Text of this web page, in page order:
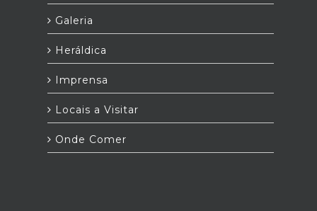
Galeria
Heráldica
Imprensa
Locais a Visitar
Onde Comer